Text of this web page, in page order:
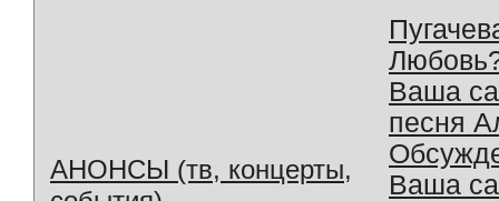
АНОНСЫ (тв, концерты,
Ваша
песня
Ваша